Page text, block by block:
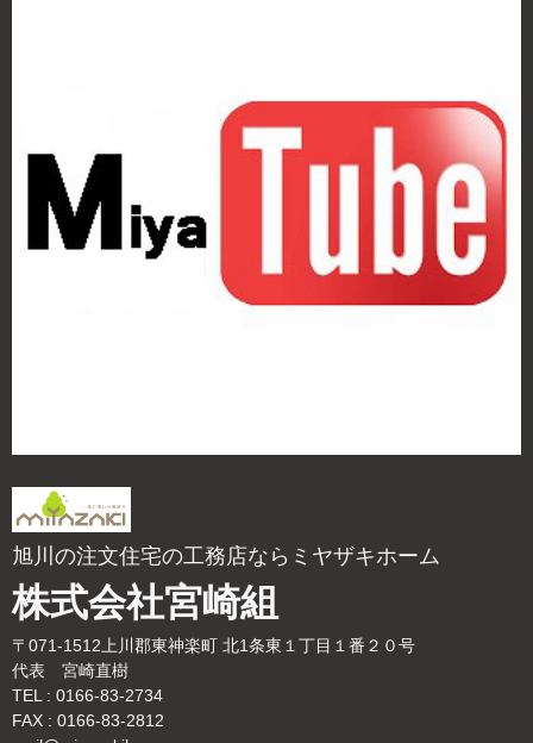
旭川の注文住宅の工務店ならミヤザキホーム
株式会社宮崎組
〒071-1512上川郡東神楽町 北1条東１丁目１番２０号
代表 宮崎直樹
TEL : 0166-83-2734
FAX : 0166-83-2812